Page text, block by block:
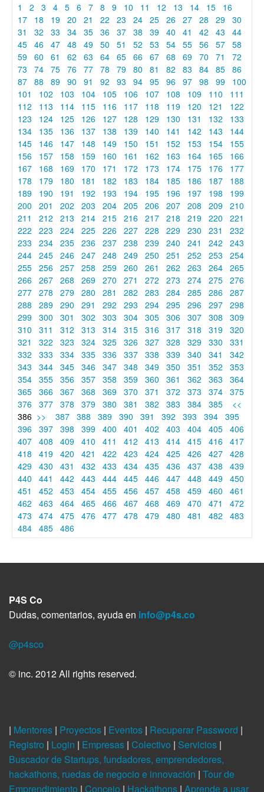
1 2 3 4 5 6 7 8 9 10 11 12 13 14 15
16
17
18 19 20 21 22 23 24 25 26 27 28 29 30
31
32 33 34 35 36 37 38 39 40 41 42 43
44
45 46 47 48 49 50 51 52 53 54 55 56 57 58
59 60 61 62 63 64 65 66 67 68 69 70 71
72
73
74 75 76 77 78 79 80 81 82 83 84 85 86
87 88 89 90 91 92 93 94 95 96 97 98 99
100
101
102 103 104 105 106 107 108 109 110
111
112
113 114 115 116 117 118 119 120 121
122
123
124 125 126 127 128 129 130 131 132
133
134
135 136 137 138 139 140 141 142 143
144
145
146 147 148 149 150 151 152 153 154
155
156
157 158 159 160 161 162 163 164 165
166
167
168 169 170 171 172 173 174 175 176
177
178
179 180 181 182 183 184 185 186 187
188
189
190 191 192 193 194 195 196 197 198
199
200
201 202 203 204 205 206 207 208 209 210
211
212 213 214 215 216 217 218 219 220
221
222
223 224 225 226 227 228 229 230 231
232
233
234 235 236 237 238 239 240 241 242
243
244 245 246 247 248 249 250 251 252 253
254
255 256 257 258 259 260 261 262 263 264 265
266 267 268 269 270 271 272 273 274 275 276
277 278 279 280 281 282 283 284 285 286 287
288
289 290 291 292 293 294 295 296 297 298
299 300 301 302 303 304 305 306 307 308
309
310
311 312 313 314 315 316 317 318 319 320
321
322 323 324 325 326 327 328 329 330
331
332
333 334 335 336 337 338 339 340 341
342
343
344 345 346 347 348 349 350 351 352
353
354 355 356 357 358 359 360 361 362 363
364
365 366 367 368 369 370 371 372 373 374 375
376 377 378 379 380 381 382 383 384 385
<<
386 >> 387 388 389 390 391 392 393 394 395
396 397 398 399 400 401 402 403 404 405 406
407 408 409 410 411 412 413 414 415 416 417
418
419 420 421 422 423 424 425 426 427 428
429 430 431 432 433 434 435 436 437 438
439
440
441 442 443 444 445 446 447 448 449 450
451
452 453 454 455 456 457 458 459 460
461
462
463 464 465 466 467 468 469 470 471
472
473
474 475 476 477 478 479 480 481 482
483
484 485 486
P4S Co
Dudas, comentarios, ayuda en info@p4s.co
@p4sco
© inc. 2012 All rights reserved.
| Mentores | Proyectos | Eventos | Recuperar Password |
Registro | Login | Empresas | Colectivo | Servicios |
Buscador de Startups, fundadores, emprendedores,
hackathons, ruedas de negocio e innovación | Tour de
Emprendimiento | Concejo | Hackathons | Aprende a usar